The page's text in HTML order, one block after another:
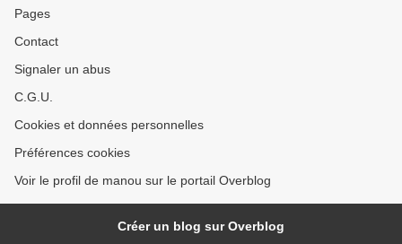
Pages
Contact
Signaler un abus
C.G.U.
Cookies et données personnelles
Préférences cookies
Voir le profil de manou sur le portail Overblog
Créer un blog sur Overblog